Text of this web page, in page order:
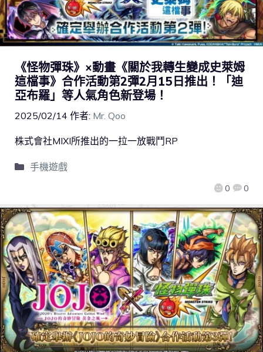
《怪物彈珠》×動畫《關於我轉生變成史萊姆
這檔事》合作活動第2彈2月15日推出！「迪
亞布羅」等人氣角色新登場！
2025/02/14 作者: Mr. Qoo
0 0
株式會社MIXI所推出的一拉一放戰鬥RP
手機遊戲